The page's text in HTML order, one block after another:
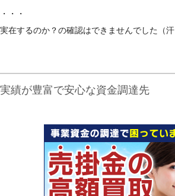
・・・
実在するのか？の確認はできませんでした（汗
実績が豊富で安心な資金調達先